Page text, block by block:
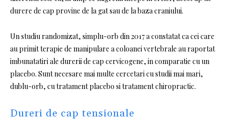
durere de cap provine de la gat sau de la baza craniului.
Un studiu randomizat, simplu-orb din 2017 a constatat ca cei care
au primit terapie de manipulare a coloanei vertebrale au raportat
imbunatatiri ale durerii de cap cervicogene, in comparatie cu un
placebo. Sunt necesare mai multe cercetari cu studii mai mari,
dublu-orb, cu tratament placebo si tratament chiropractic.
Dureri de cap tensionale